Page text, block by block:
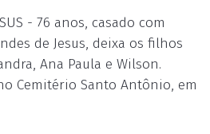
- 76 anos, casado com
de Jesus, deixa os filhos
Ana Paula e Wilson.
Cemitério Santo Antônio, em